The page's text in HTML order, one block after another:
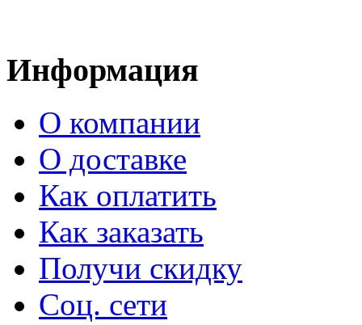
Информация
О компании
О доставке
Как оплатить
Как заказать
Получи скидку
Соц. сети